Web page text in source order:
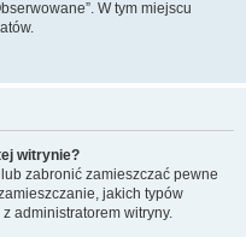
W tym miejscu
witrynie?
zabronić zamieszczać pewne
jakich typów
administratorem witryny.